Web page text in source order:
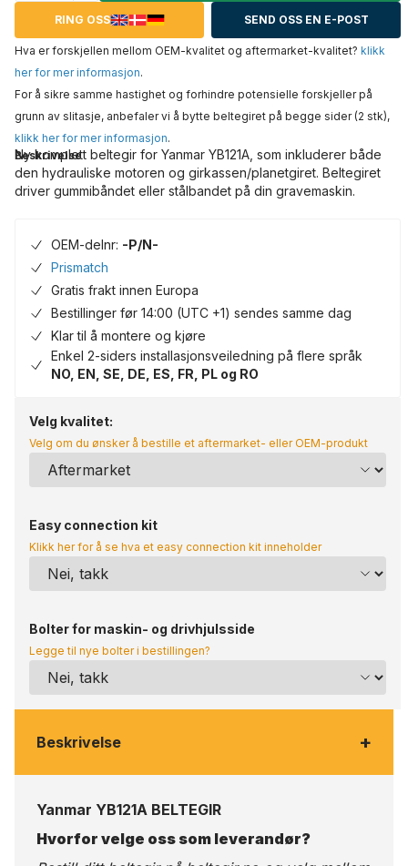
RING OSS SEND OSS EN E-POST
Hva er forskjellen mellom OEM-kvalitet og aftermarket-kvalitet? klikk
her for mer informasjon.
For å sikre samme hastighet og forhindre potensielle forskjeller på
grunn av slitasje, anbefaler vi å bytte beltegiret på begge sider (2 stk),
klikk her for mer informasjon.
Beskrivelse
Ny komplett beltegir for Yanmar YB121A, som inkluderer både
den hydrauliske motoren og girkassen/planetgiret. Beltegiret
driver gummibåndet eller stålbandet på din gravemaskin.
OEM-delnr: -P/N-
Prismatch
Gratis frakt innen Europa
Bestillinger før 14:00 (UTC +1) sendes samme dag
Klar til å montere og kjøre
Enkel 2-siders installasjonsveiledning på flere språk
NO, EN, SE, DE, ES, FR, PL og RO
Velg kvalitet:
Velg om du ønsker å bestille et aftermarket- eller OEM-produkt
Easy connection kit
Klikk her for å se hva et easy connection kit inneholder
Bolter for maskin- og drivhjulsside
Legge til nye bolter i bestillingen?
Beskrivelse +
Yanmar YB121A BELTEGIR
Hvorfor velge oss som leverandør?